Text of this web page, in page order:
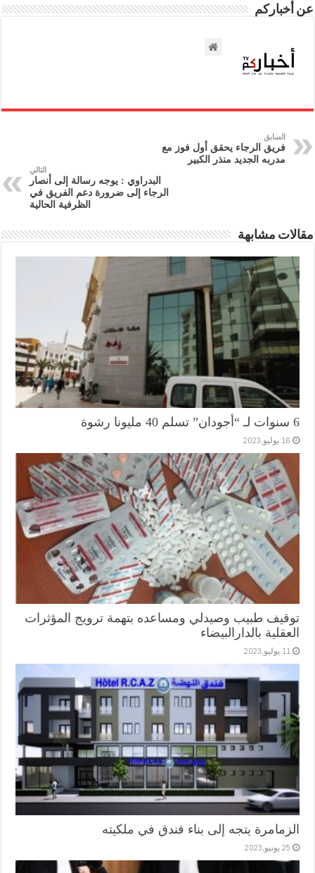
عن أخباركم
السابق
فريق الرجاء يحقق أول فوز مع
مدربه الجديد منذر الكبير
التالي
البدراوي : يوجه رسالة إلى أنصار
الرجاء إلى ضرورة دعم الفريق في
الظرفية الحالية
مقالات مشابهة
6 سنوات لـ “أجودان” تسلم 40 مليونا رشوة
16 يوليو,2023
توقيف طبيب وصيدلي ومساعده بتهمة ترويج المؤثرات
العقلية بالدارالبيضاء
11 يوليو,2023
الزمامرة يتجه إلى بناء فندق في ملكيته
25 يونيو,2023